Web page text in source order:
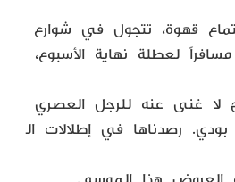
قهوة، تتجول في شوارع
مسافراً لعطلة نهاية الأسبوع،
لا
غنى
عنه للرجل العصري
رصدناها في إطلالات ال